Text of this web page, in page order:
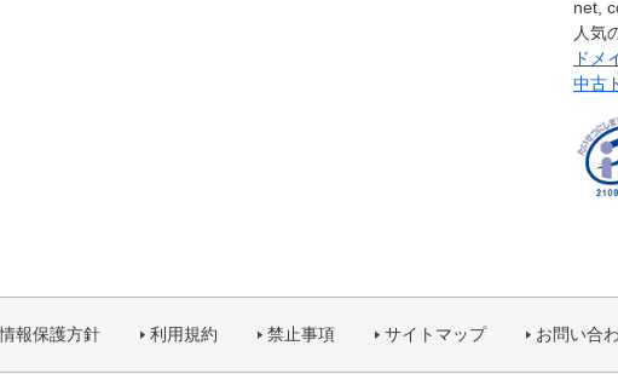
net,
人気
ドメ
中古
報保護方針 利用規約 禁止事項 サイトマップ お問い合